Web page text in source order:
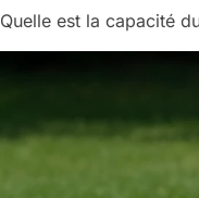
Quelle est la capacité